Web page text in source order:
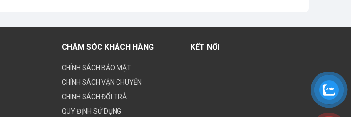
CHĂM SÓC KHÁCH HÀNG
CHÍNH SÁCH BẢO MẬT
CHÍNH SÁCH VẬN CHUYỂN
CHINH SÁCH ĐỔI TRẢ
QUY ĐỊNH SỬ DỤNG
KẾT NỐI